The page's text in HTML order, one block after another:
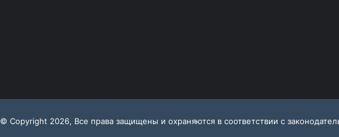
© Copyright 2026, Все права защищены и охраняются в соответствии с